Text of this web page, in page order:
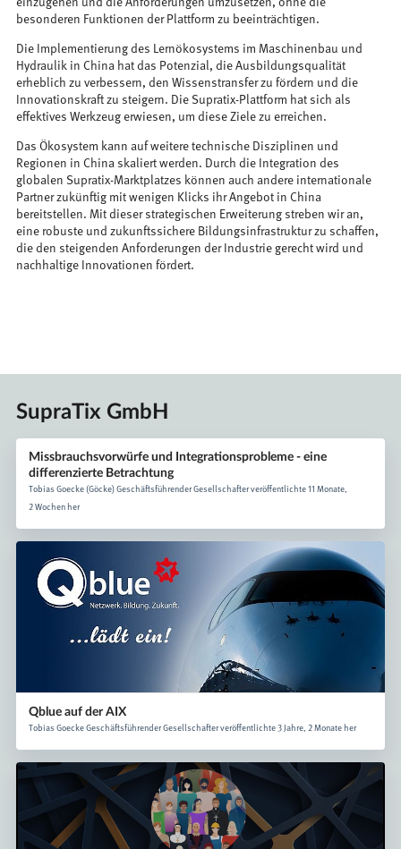
einzugehen und die Anforderungen umzusetzen, ohne die
besonderen Funktionen der Plattform zu beeinträchtigen.
Die Implementierung des Lernökosystems im Maschinenbau und
Hydraulik in China hat das Potenzial, die Ausbildungsqualität
erheblich zu verbessern, den Wissenstransfer zu fördern und die
Innovationskraft zu steigern. Die Supratix-Plattform hat sich als
effektives Werkzeug erwiesen, um diese Ziele zu erreichen.
Das Ökosystem kann auf weitere technische Disziplinen und
Regionen in China skaliert werden. Durch die Integration des
globalen Supratix-Marktplatzes können auch andere internationale
Partner zukünftig mit wenigen Klicks ihr Angebot in China
bereitstellen. Mit dieser strategischen Erweiterung streben wir an,
eine robuste und zukunftssichere Bildungsinfrastruktur zu schaffen,
die den steigenden Anforderungen der Industrie gerecht wird und
nachhaltige Innovationen fördert.
SupraTix GmbH
Missbrauchsvorwürfe und Integrationsprobleme - eine
differenzierte Betrachtung
Tobias Goecke (Göcke) Geschäftsführender Gesellschafter veröffentlichte 11 Monate,
2 Wochen her
Qblue auf der AIX
Tobias Goecke Geschäftsführender Gesellschafter veröffentlichte 3 Jahre, 2 Monate her